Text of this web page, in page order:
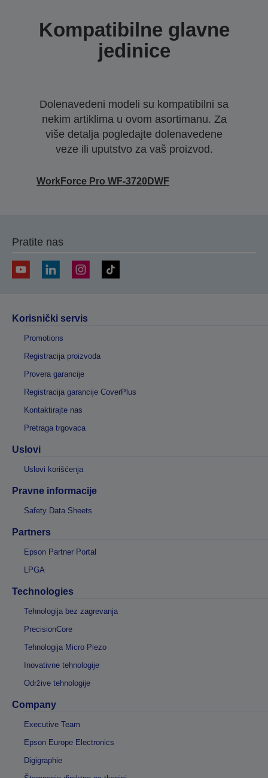
Kompatibilne glavne
jedinice
Dolenavedeni modeli su kompatibilni sa
nekim artiklima u ovom asortimanu. Za
više detalja pogledajte dolenavedene
veze ili uputstvo za vaš proizvod.
WorkForce Pro WF-3720DWF
Pratite nas
Korisnički servis
Promotions
Registracija proizvoda
Provera garancije
Registracija garancije CoverPlus
Kontaktirajte nas
Pretraga trgovaca
Uslovi
Uslovi korišćenja
Pravne informacije
Safety Data Sheets
Partners
Epson Partner Portal
LPGA
Technologies
Tehnologija bez zagrevanja
PrecisionCore
Tehnologija Micro Piezo
Inovativne tehnologije
Održive tehnologije
Company
Executive Team
Epson Europe Electronics
Digigraphie